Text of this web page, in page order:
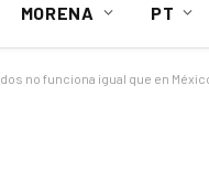
MORENA PT
no funciona igual que en